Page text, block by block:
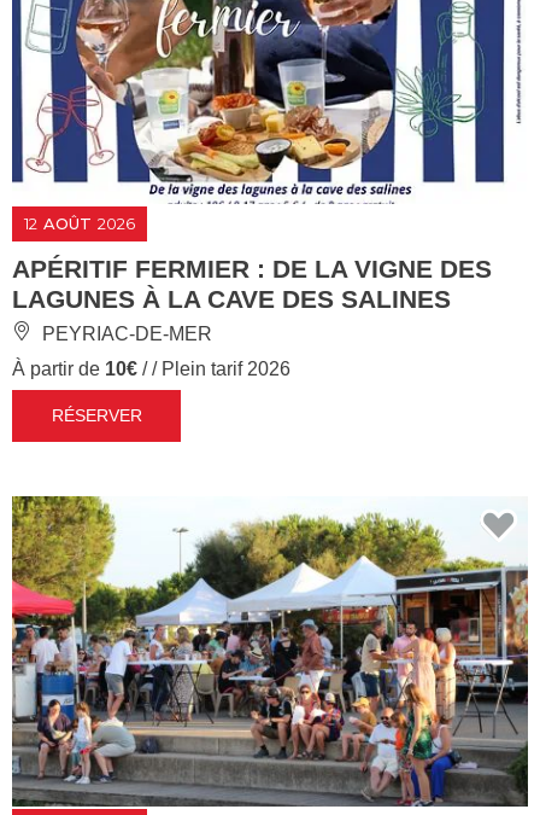
12 AOÛT 2026
APÉRITIF FERMIER : DE LA VIGNE DES
LAGUNES À LA CAVE DES SALINES
PEYRIAC-DE-MER
À partir de 10€ / / Plein tarif 2026
RÉSERVER